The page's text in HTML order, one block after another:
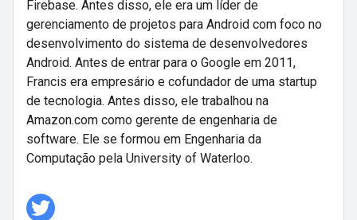
Firebase. Antes disso, ele era um líder de
gerenciamento de projetos para Android com foco no
desenvolvimento do sistema de desenvolvedores
Android. Antes de entrar para o Google em 2011,
Francis era empresário e cofundador de uma startup
de tecnologia. Antes disso, ele trabalhou na
Amazon.com como gerente de engenharia de
software. Ele se formou em Engenharia da
Computação pela University of Waterloo.